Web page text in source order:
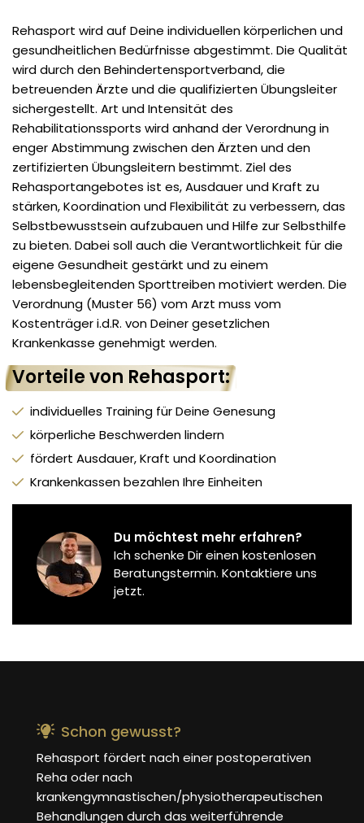
Rehasport wird auf Deine individuellen körperlichen und
gesundheitlichen Bedürfnisse abgestimmt. Die Qualität
wird durch den Behindertensportverband, die
betreuenden Ärzte und die qualifizierten Übungsleiter
sichergestellt. Art und Intensität des
Rehabilitationssports wird anhand der Verordnung in
enger Abstimmung zwischen den Ärzten und den
zertifizierten Übungsleitern bestimmt. Ziel des
Rehasportangebotes ist es, Ausdauer und Kraft zu
stärken, Koordination und Flexibilität zu verbessern, das
Selbstbewusstsein aufzubauen und Hilfe zur Selbsthilfe
zu bieten. Dabei soll auch die Verantwortlichkeit für die
eigene Gesundheit gestärkt und zu einem
lebensbegleitenden Sporttreiben motiviert werden. Die
Verordnung (Muster 56) vom Arzt muss vom
Kostenträger i.d.R. von Deiner gesetzlichen
Krankenkasse genehmigt werden.
Vorteile von Rehasport:
individuelles Training für Deine Genesung
körperliche Beschwerden lindern
fördert Ausdauer, Kraft und Koordination
Krankenkassen bezahlen Ihre Einheiten
Du möchtest mehr erfahren?
Ich schenke Dir einen kostenlosen
Beratungstermin. Kontaktiere uns
jetzt.
Schon gewusst?
Rehasport fördert nach einer postoperativen
Reha oder nach
krankengymnastischen/physiotherapeutischen
Behandlungen durch das weiterführende